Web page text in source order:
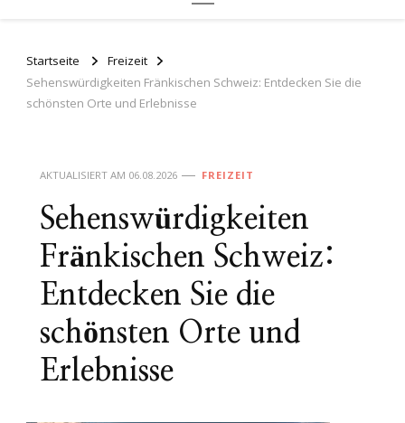
Startseite
Freizeit
Sehenswürdigkeiten Fränkischen Schweiz: Entdecken Sie die
schönsten Orte und Erlebnisse
AKTUALISIERT AM 06.08.2026 FREIZEIT
Sehenswürdigkeiten
Fränkischen Schweiz:
Entdecken Sie die
schönsten Orte und
Erlebnisse